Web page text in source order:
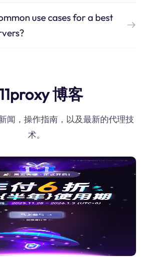
use cases for a best
博客
闻，操作指南，以及最新的代理技
术。